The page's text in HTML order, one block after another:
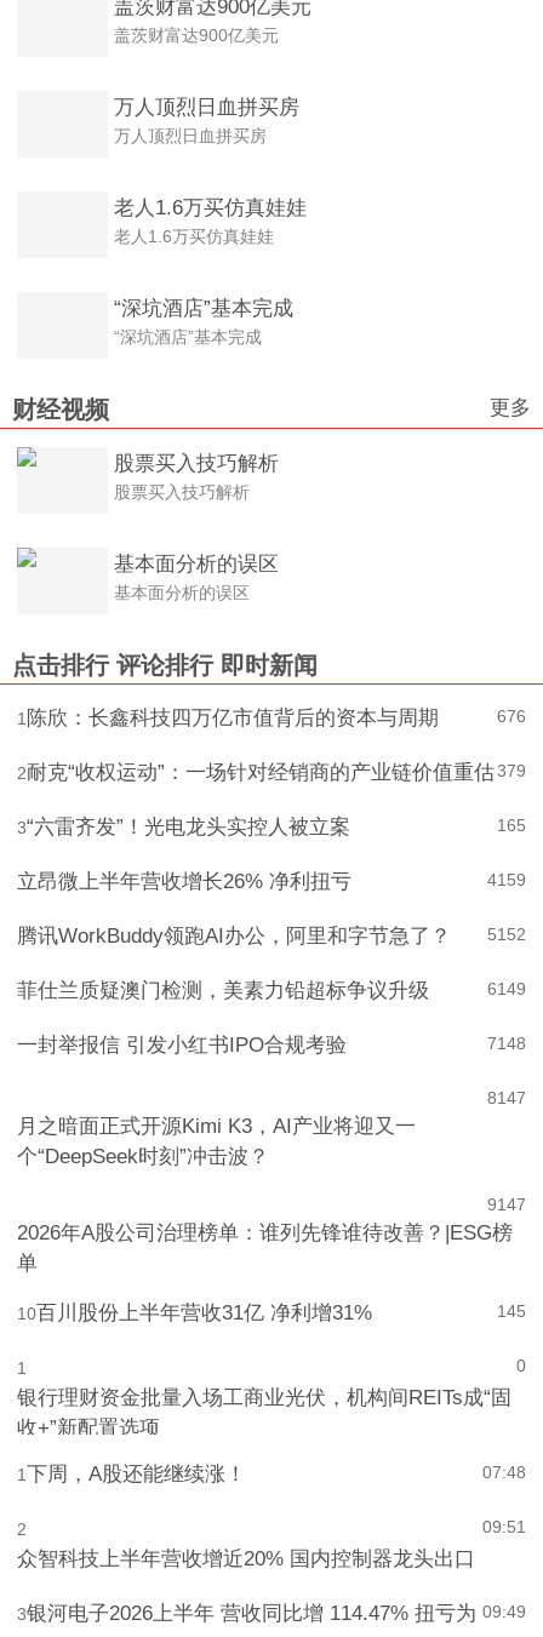
盖茨财富达900亿美元
盖茨财富达900亿美元
万人顶烈日血拼买房
万人顶烈日血拼买房
老人1.6万买仿真娃娃
老人1.6万买仿真娃娃
“深坑酒店”基本完成
“深坑酒店”基本完成
财经视频 更多
股票买入技巧解析
基本面分析的误区
点击排行 评论排行 即时新闻
陈欣：长鑫科技四万亿市值背后的资本与周期
耐克“收权运动”：一场针对经销商的产业链价值重估
“六雷齐发”！光电龙头实控人被立案
立昂微上半年营收增长26% 净利扭亏
腾讯WorkBuddy领跑AI办公，阿里和字节急了？
菲仕兰质疑澳门检测，美素力铅超标争议升级
一封举报信 引发小红书IPO合规考验
月之暗面正式开源Kimi K3，AI产业将迎又一
个“DeepSeek时刻”冲击波？
147
9
2026年A股公司治理榜单：谁列先锋谁待改善？|ESG榜
百川股份上半年营收31亿 净利增31%
1
银行理财资金批量入场工商业光伏，机构间REITs成“固
下周，A股还能继续涨！
2
众智科技上半年营收增近20% 国内控制器龙头出口
银河电子2026上半年 营收同比增 114.47% 扭亏为